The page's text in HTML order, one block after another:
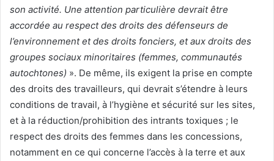
son activité. Une attention particulière devrait être
accordée au respect des droits des défenseurs de
l’environnement et des droits fonciers, et aux droits des
groupes sociaux minoritaires (femmes, communautés
autochtones) ». De même, ils exigent la prise en compte
des droits des travailleurs, qui devrait s’étendre à leurs
conditions de travail, à l’hygiène et sécurité sur les sites,
et à la réduction/prohibition des intrants toxiques ; le
respect des droits des femmes dans les concessions,
notamment en ce qui concerne l’accès à la terre et aux